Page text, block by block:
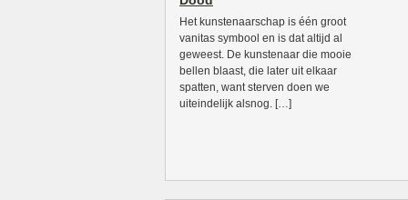
Het kunstenaarschap is één groot
vanitas symbool en is dat altijd al
geweest. De kunstenaar die mooie
bellen blaast, die later uit elkaar
spatten, want sterven doen we
uiteindelijk alsnog. […]